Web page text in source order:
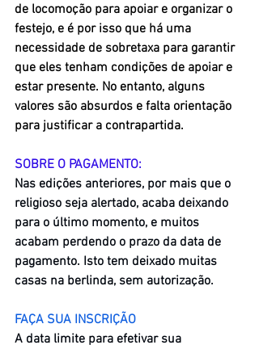
de locomoção para apoiar e organizar o
festejo, e é por isso que há uma
necessidade de sobretaxa para garantir
que eles tenham condições de apoiar e
estar presente. No entanto, alguns
valores são absurdos e falta orientação
para justificar a contrapartida.
SOBRE O PAGAMENTO:
Nas edições anteriores, por mais que o
religioso seja alertado, acaba deixando
para o último momento, e muitos
acabam perdendo o prazo da data de
pagamento. Isto tem deixado muitas
casas na berlinda, sem autorização.
FAÇA SUA INSCRIÇÃO
A data limite para efetivar sua